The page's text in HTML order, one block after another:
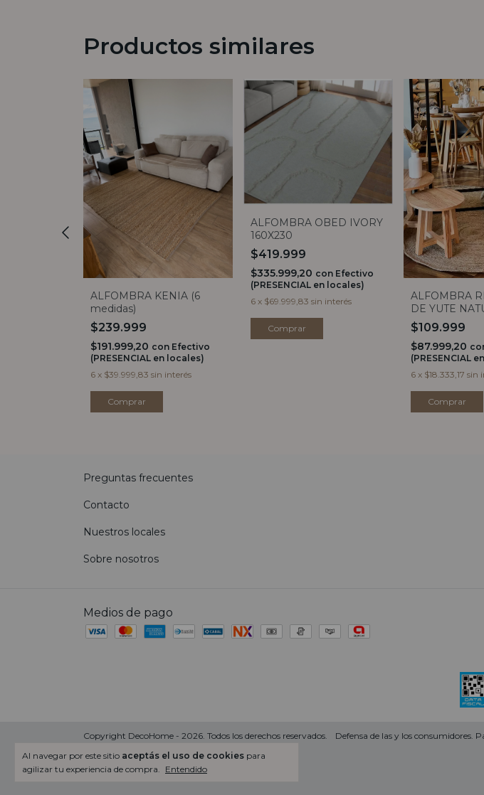
Al navegar por este sitio aceptás el uso de cookies para
agilizar tu experiencia de compra. Entendido
Productos similares
ALFOMBRA KENIA (6
medidas)
$239.999
$191.999,20 con Efectivo
(PRESENCIAL en locales)
6 x $39.999,83 sin interés
Comprar
ALFOMBRA OBED IVORY
160X230
$419.999
$335.999,20 con Efectivo
(PRESENCIAL en locales)
6 x $69.999,83 sin interés
ALFOMBRA
DE YUTE
MEDIDAS)
$109.999
$87.999,20
(PRESENCIAL
6 x $18.333,17 sin
Comprar
Preguntas frecuentes
Contacto
Nuestros locales
Sobre nosotros
Medios de pago
Copyright DecoHome - 2026. Todos los derechos reservados. Defensa de las y los consumidores.